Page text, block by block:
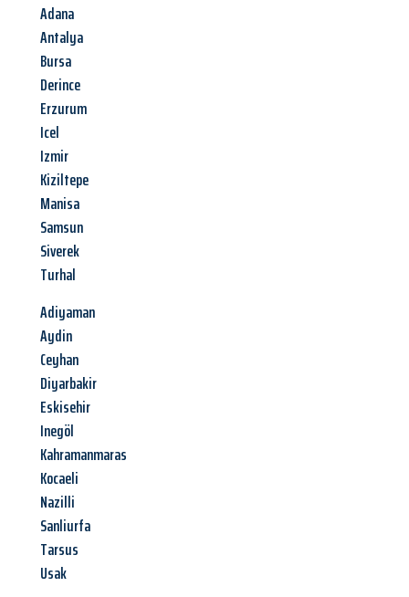
Adana
Antalya
Bursa
Derince
Erzurum
Icel
Izmir
Kiziltepe
Manisa
Samsun
Siverek
Turhal
Adiyaman
Aydin
Ceyhan
Diyarbakir
Eskisehir
Inegöl
Kahramanmaras
Kocaeli
Nazilli
Sanliurfa
Tarsus
Usak